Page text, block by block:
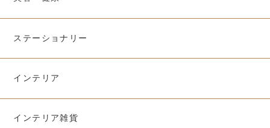
ステーショナリー
インテリア
インテリア雑貨